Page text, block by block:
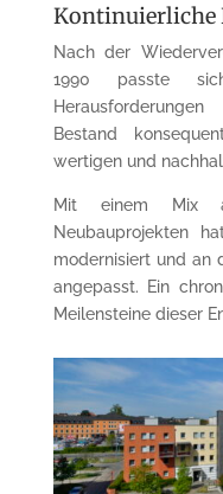
Kontinuierliche
Nach der
1990 passte
Bestand
wertigen und
Mit einem Mix
Neubauprojekten
modernisiert und an
angepasst. Ein
Meilensteine dieser